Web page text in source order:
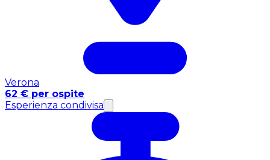
Verona
62 € per ospite
Esperienza condivisa